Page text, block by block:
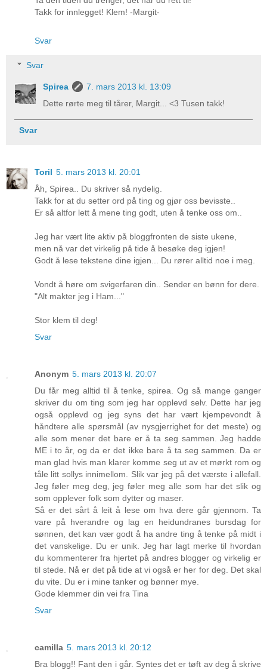
Takk for innlegget! Klem! -Margit-
Svar
Svar
Spirea
7. mars 2013 kl. 13:09
Dette rørte meg til tårer, Margit... <3 Tusen takk!
Svar
Toril 5. mars 2013 kl. 20:01
Åh, Spirea.. Du skriver så nydelig.
Takk for at du setter ord på ting og gjør oss bevisste..
Er så altfor lett å mene ting godt, uten å tenke oss om..
Jeg har vært lite aktiv på bloggfronten de siste ukene,
men nå var det virkelig på tide å besøke deg igjen!
Godt å lese tekstene dine igjen... Du rører alltid noe i meg.
Vondt å høre om svigerfaren din.. Sender en bønn for dere.
"Alt makter jeg i Ham..."
Stor klem til deg!
Svar
Anonym 5. mars 2013 kl. 20:07
Du får meg alltid til å tenke, spirea. Og så mange ganger
skriver du om ting som jeg har opplevd selv. Dette har jeg
også opplevd og jeg syns det har vært kjempevondt å
håndtere alle spørsmål (av nysgjerrighet for det meste) og
alle som mener det bare er å ta seg sammen. Jeg hadde
ME i to år, og da er det ikke bare å ta seg sammen. Da er
man glad hvis man klarer komme seg ut av et mørkt rom og
tåle litt sollys innimellom. Slik var jeg på det værste i allefall.
Jeg føler meg deg, jeg føler meg alle som har det slik og
som opplever folk som dytter og maser.
Så er det sårt å leit å lese om hva dere går gjennom. Ta
vare på hverandre og lag en heidundranes bursdag for
sønnen, det kan vær godt å ha andre ting å tenke på midt i
det vanskelige. Du er unik. Jeg har lagt merke til hvordan
du kommenterer fra hjertet på andres blogger og virkelig er
til stede. Nå er det på tide at vi også er her for deg. Det skal
du vite. Du er i mine tanker og bønner mye.
Gode klemmer din vei fra Tina
Svar
camilla 5. mars 2013 kl. 20:12
Bra blogg!! Fant den i går. Syntes det er tøft av deg å skrive